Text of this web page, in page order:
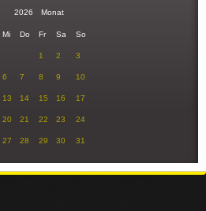
2026
Mi Do Fr Sa So
1 2 3
6 7 8 9 10
13 14 15 16 17
20 21 22 23 24
27 28 29 30 31